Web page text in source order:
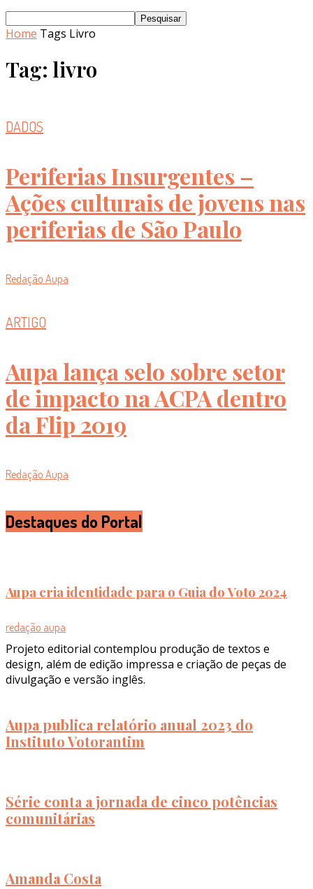
Home Tags Livro
Tag: livro
DADOS
Periferias Insurgentes –
Ações culturais de jovens nas
periferias de São Paulo
Redação Aupa
ARTIGO
Aupa lança selo sobre setor
de impacto na ACPA dentro
da Flip 2019
Redação Aupa
Destaques do Portal
Aupa cria identidade para o Guia do Voto 2024
redação aupa
Projeto editorial contemplou produção de textos e
design, além de edição impressa e criação de peças de
divulgação e versão inglês.
Aupa publica relatório anual 2023 do
Instituto Votorantim
Série conta a jornada de cinco potências
comunitárias
Amanda Costa